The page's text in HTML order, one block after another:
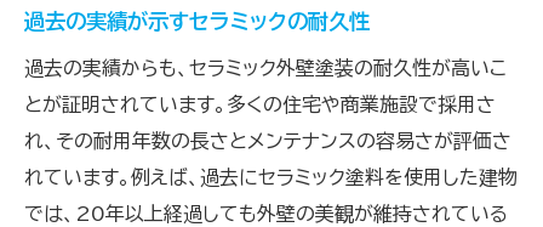
過去の実績が示すセラミックの耐久性
過去の実績からも、セラミック外壁塗装の耐久性が高いこ
とが証明されています。多くの住宅や商業施設で採用さ
れ、その耐用年数の長さとメンテナンスの容易さが評価さ
れています。例えば、過去にセラミック塗料を使用した建物
では、20年以上経過しても外壁の美観が維持されている